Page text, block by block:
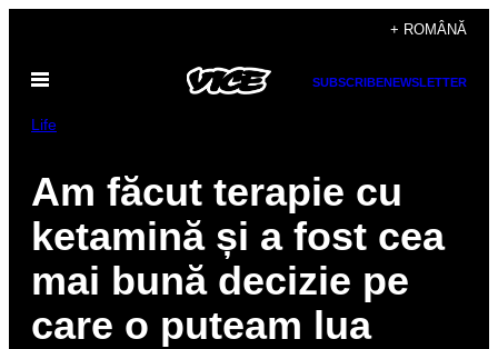
content
+ ROMÂNĂ
Open
SUBSCRIBENEWSLETTER
Life
Am făcut terapie cu
ketamină și a fost cea
mai bună decizie pe
care o puteam lua